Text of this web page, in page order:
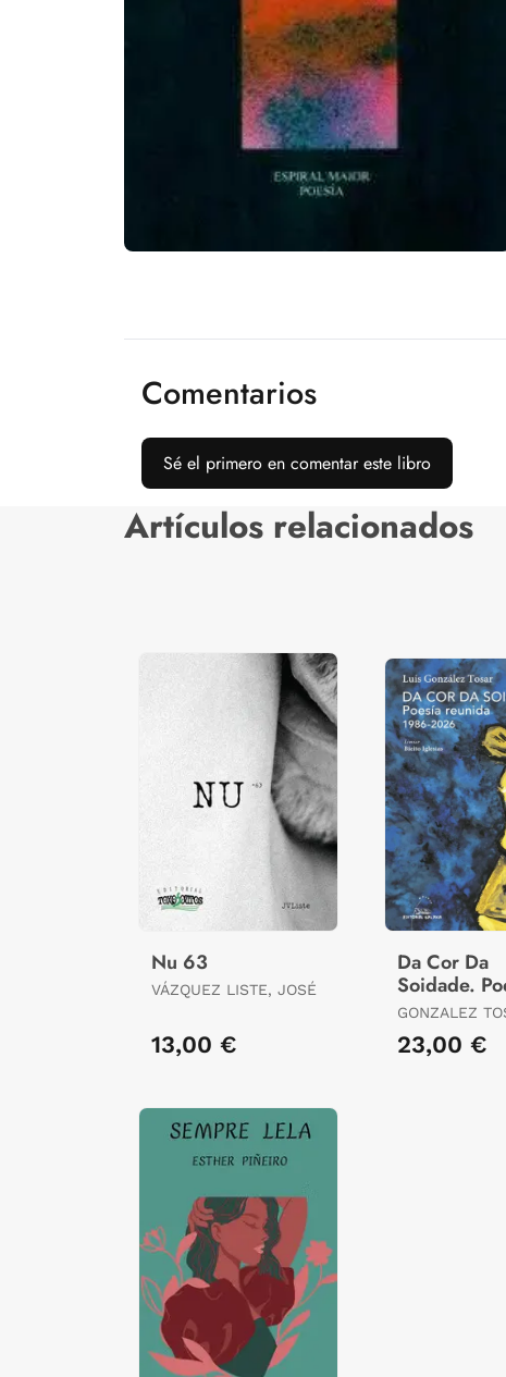
Comentarios
Sé el primero en comentar este libro
Artículos relacionados
Nu 63
VÁZQUEZ LISTE, JOSÉ
13,00 €
Da Cor Da
Soidade.
Reunida
2026
GONZALEZ
23,00 €